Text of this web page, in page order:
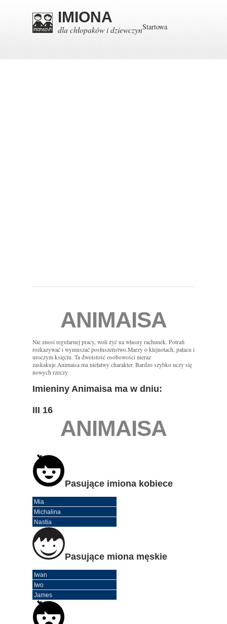
IMIONA
dla chłopaków i dziewczynStartowa
ANIMAISA
Nie znosi regularnej pracy, woli żyć na własny rachunek. Potrafi
rozkazywać i wymuszać posłuszeństwo.Marzy o klejnotach, pałacu i
uroczym księciu. Ta dwoistość osobowości nieraz
zaskakuje.Animaisa ma niełatwy charakter. Bardzo szybko uczy się
nowych rzeczy.
Imieniny Animaisa ma w dniu:
III 16
ANIMAISA
Pasujące imiona kobiece
Mia
Michalina
Nastia
Pasujące miona męskie
Iwan
Iwo
James